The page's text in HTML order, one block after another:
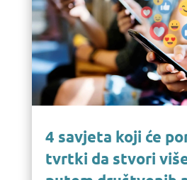
4 savjeta koji će
tvrtki da stvori